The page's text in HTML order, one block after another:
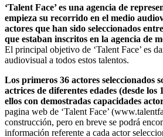
‘Talent Face’ es una agencia de
empieza su recorrido en el medio
actores que han sido seleccionados
que estaban inscritos en la agencia de
El principal objetivo de ‘Talent Face’ es
audiovisual a todos estos talentos.
Los primeros 36 actores seleccionados
actrices de diferentes edades (desde los
ellos con demostradas capacidades
pagina web de ‘Talent Face’
construcción, pero en breve se podrá
información referente a cada actor